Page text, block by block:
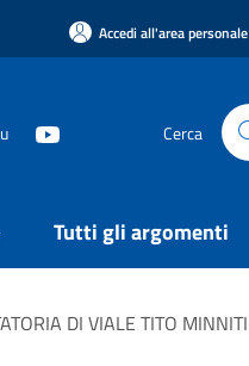
Accedi all'area personale
Cerca
Tutti gli argomenti
DI VIALE TITO MINNITI